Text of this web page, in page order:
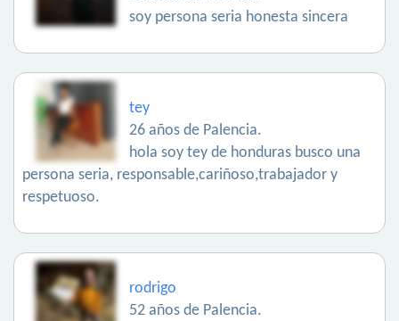
soy persona seria honesta sincera
tey
26 años de Palencia.
hola soy tey de honduras busco una
persona seria, responsable,cariñoso,trabajador y
respetuoso.
rodrigo
52 años de Palencia.